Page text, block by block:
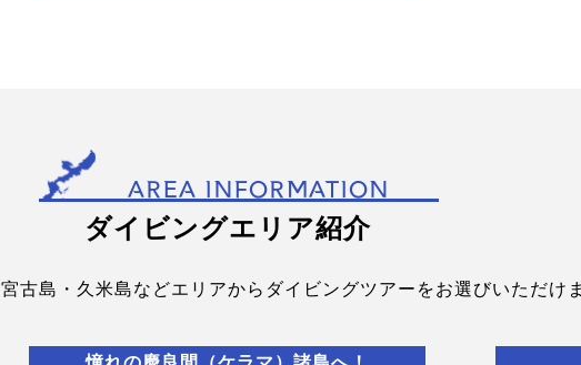
AREA INFORMATION
ダイビングエリア紹介
古島・久米島などエリアからダイビングツアーをお選びいただけ